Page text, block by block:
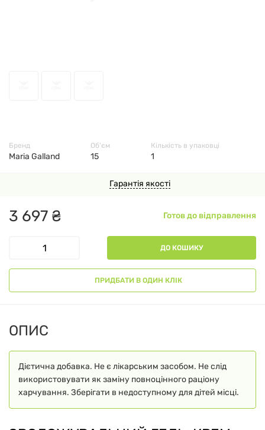
Гарантія якості
3 697 ₴ Готов до відправлення
ДО КОШИКУ
ПРИДБАТИ В ОДИН КЛІК
Бренд
Maria Galland
Об'єм
15
Кількість в упаковці
1
ОПИС
Дієтична добавка. Не є лікарським засобом. Не слід
використовувати як заміну повноцінного раціону
харчування. Зберігати в недоступному для дітей місці.